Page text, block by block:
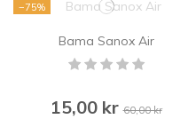
−75%
Bama Sanox Air
15,00 kr60,00 kr